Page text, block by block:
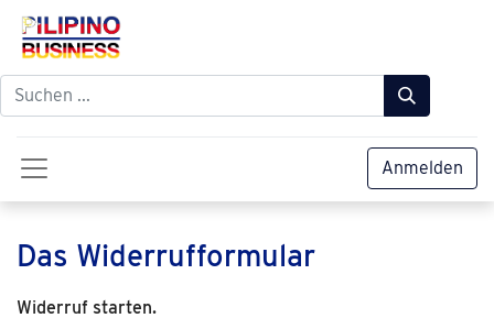
Anmelden
Das Widerrufformular
Widerruf starten.